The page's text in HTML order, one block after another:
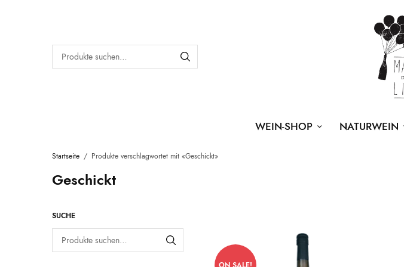
WEIN-SHOP NATURWEIN
Startseite / Produkte verschlagwortet mit «Geschickt»
Geschickt
SUCHE